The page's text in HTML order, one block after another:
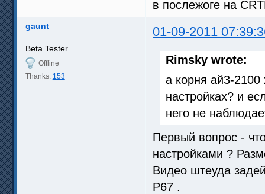
в послежоге на
gaunt 01-09-2011
Beta Tester
Offline
Thanks: 153
Rimsky wrote:
а корня ай3-2100
настройках? и
него не
Первый вопрос -
настройками ?
Видео штеуда
Р67 .